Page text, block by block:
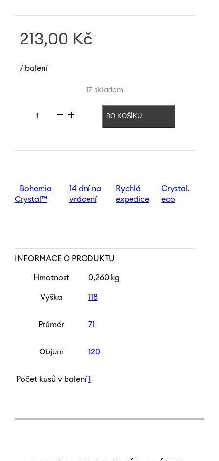
213,00 Kč
/ balení
17 skladem
Váza
N
množství
DO KOŠÍKU
Bohemia
Crystal™
14 dní na
vrácení
Rychlá
expedice
Crystal.
eco
INFORMACE O PRODUKTU
Hmotnost 0,260 kg
Výška 118
Průměr 71
Objem 120
Počet kusů v balení 1